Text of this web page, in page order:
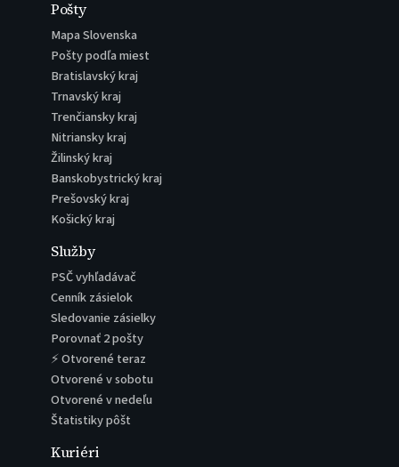
Pošty
Mapa Slovenska
Pošty podľa miest
Bratislavský kraj
Trnavský kraj
Trenčiansky kraj
Nitriansky kraj
Žilinský kraj
Banskobystrický kraj
Prešovský kraj
Košický kraj
Služby
PSČ vyhľadávač
Cenník zásielok
Sledovanie zásielky
Porovnať 2 pošty
⚡ Otvorené teraz
Otvorené v sobotu
Otvorené v nedeľu
Štatistiky pôšt
Kuriéri